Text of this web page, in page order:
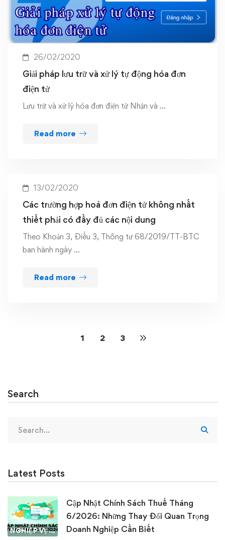
26/02/2020
Giải pháp lưu trữ và xử lý tự động hóa đơn
điện tử
Lưu trữ và xử lý hóa đơn điện tử Nhận và …
Read more
13/02/2020
Các trường hợp hoá đơn điện tử không nhất
thiết phải có đầy đủ các nội dung
Theo Khoản 3, Điều 3, Thông tư 68/2019/TT-BTC
ban hành ngày …
Read more
1 2 3
Search
for:
Latest Posts
NGHIỆP VỤ KẾ TOÁN & THUẾ
Cập Nhật Chính Sách Thuế Tháng
6/2026: Những Thay Đổi Quan Trọng
Doanh Nghiệp Cần Biết